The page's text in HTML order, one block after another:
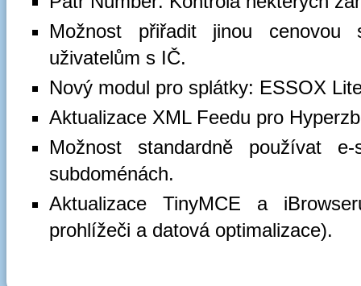
Možnost přiřadit jinou cenovou
uživatelům s IČ.
Nový modul pro splátky: ESSOX
Aktualizace XML Feedu pro
Možnost standardně používat
subdoménách.
Aktualizace TinyMCE a
prohlížeči a datová optimalizace).